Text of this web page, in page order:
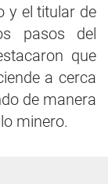
y el titular de
pasos del
que
a cerca
de manera
minero.